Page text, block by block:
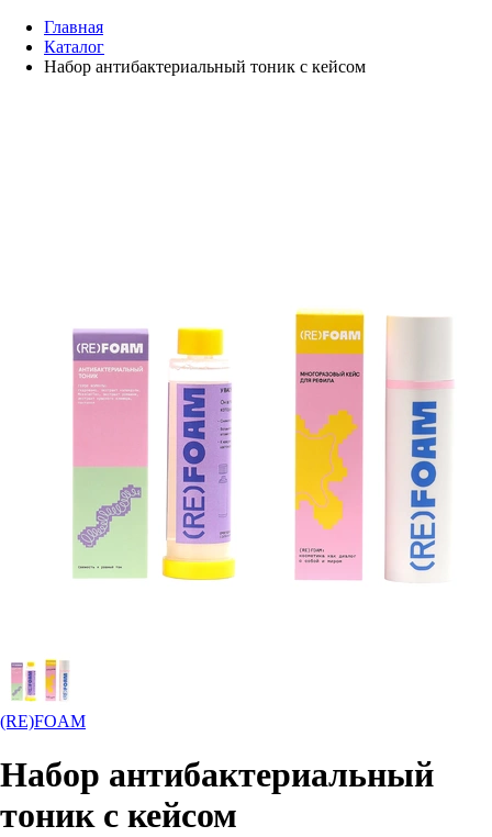
Главная
Каталог
Набор антибактериальный тоник с кейсом
(RE)FOAM
Набор антибактериальный
тоник с кейсом